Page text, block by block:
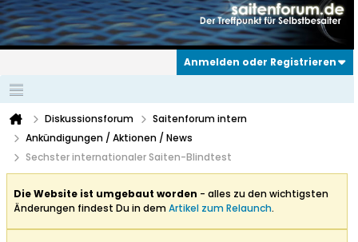
Anmelden oder Registrieren
Diskussionsforum
Saitenforum intern
Ankündigungen / Aktionen / News
Sechster internationaler Saiten-Blindtest
Die Website ist umgebaut worden - alles zu den wichtigsten
Änderungen findest Du in demArtikel zum Relaunch.